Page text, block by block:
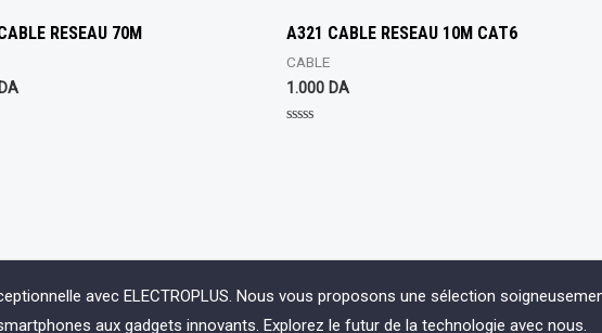
RESEAU 70M
DA
A321 CABLE RESEAU 10M CAT6
CABLE
1.000 DA
avec ELECTROPLUS. Nous vous proposons une sélection
aux gadgets innovants. Explorez le futur de la technologie avec nous.